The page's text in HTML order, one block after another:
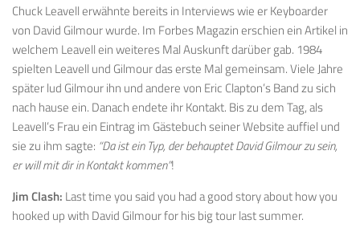
Chuck Leavell erwähnte bereits in Interviews wie er Keyboarder
von David Gilmour wurde. Im Forbes Magazin erschien ein Artikel in
welchem Leavell ein weiteres Mal Auskunft darüber gab. 1984
spielten Leavell und Gilmour das erste Mal gemeinsam. Viele Jahre
später lud Gilmour ihn und andere von Eric Clapton’s Band zu sich
nach hause ein. Danach endete ihr Kontakt. Bis zu dem Tag, als
Leavell’s Frau ein Eintrag im Gästebuch seiner Website auffiel und
sie zu ihm sagte: “Da ist ein Typ, der behauptet David Gilmour zu sein,
er will mit dir in Kontakt kommen”!
Jim Clash: Last time you said you had a good story about how you
hooked up with David Gilmour for his big tour last summer.